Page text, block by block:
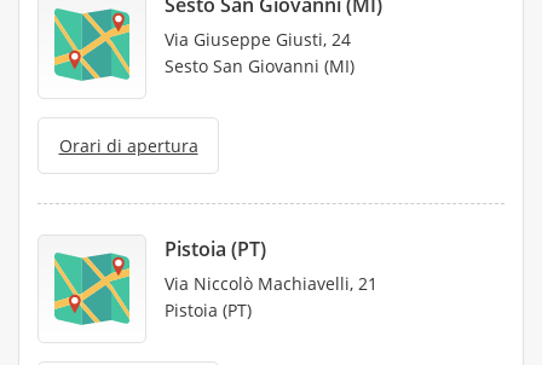
Via Giuseppe Giusti, 24
Sesto San Giovanni (MI)
Orari di apertura
Pistoia (PT)
Via Niccolò Machiavelli, 21
Pistoia (PT)